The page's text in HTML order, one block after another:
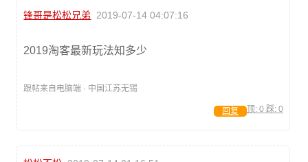
锋哥是松松兄弟 2019-07-14 04:07:16
2019淘客最新玩法知多少
跟帖来自电脑端 · 中国江苏无锡
顶: 0 踩: 0
回复